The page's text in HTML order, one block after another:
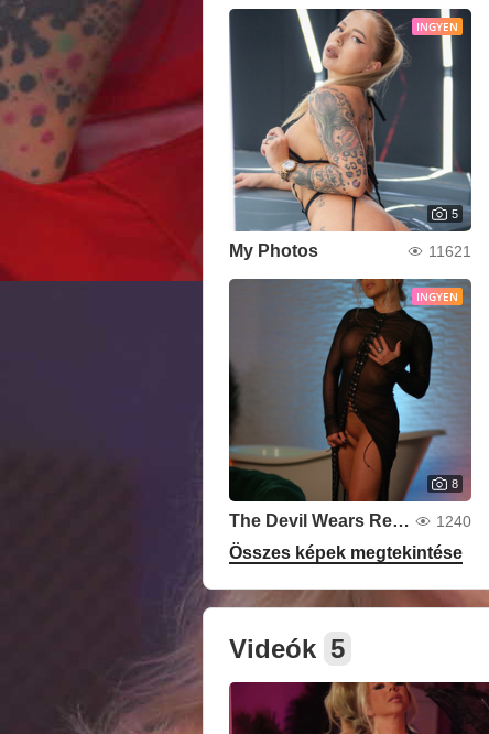
INGYEN
5
My Photos 11621
INGYEN
8
The Devil Wears Red Lace 1240
Összes képek megtekintése
Videók 5